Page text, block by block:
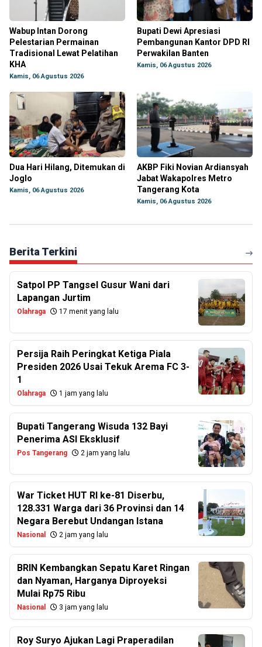
Wabup Intan Dorong
Pelestarian Permainan
Tradisional Lewat Pelatihan
KHA
Kamis, 06 Agustus 2026
Bupati Dewi Apresiasi
Pembangunan Kantor DPD RI
Perwakilan Banten
Kamis, 06 Agustus 2026
Dua Hari Hilang, Ditemukan di
Joglo
Kamis, 06 Agustus 2026
AKBP Fiki Novian Ardiansyah
Jabat Wakapolres Metro
Tangerang Kota
Kamis, 06 Agustus 2026
Berita Terkini
Satpol PP Tangsel Gusur Wani dari
Lapangan Jurtim
Olahraga 17 menit yang lalu
Persija Raih Peringkat Ketiga Piala
Presiden 2026 Usai Tekuk Arema FC 3-
1
Olahraga 1 jam yang lalu
Bupati Tangerang Wisuda 132 Bayi
Penerima ASI Eksklusif
Pos Tangerang 2 jam yang lalu
War Ticket HUT RI ke-81 Diserbu,
128.331 Warga dari 36 Provinsi dan 14
Negara Berebut Undangan Istana
Nasional 2 jam yang lalu
BRIN Kembangkan Sepatu Karet Ringan
dan Nyaman, Harganya Diproyeksi
Mulai Rp75 Ribu
Nasional 3 jam yang lalu
Roy Suryo Ajukan Lagi Praperadilan